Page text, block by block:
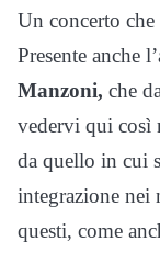
Un concerto
Presente anche
Manzoni, che
vedervi qui così
da quello in cui
integrazione nei
questi, come